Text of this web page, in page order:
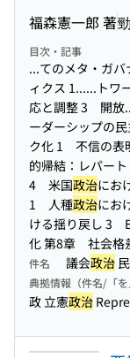
福森憲一郎 著
目次・記事
...てのメタ・ガ
ィクス 1......トワ
応と調整 3 開放
ーダーシップの
ク化 1 不信の表
的帰結：レパー
4 米国政治にお
1 人種政治にお
ける揺り戻し 3
化 第8章 社会格
件名 議会政治
典拠情報（件名/「を
政 立憲政治